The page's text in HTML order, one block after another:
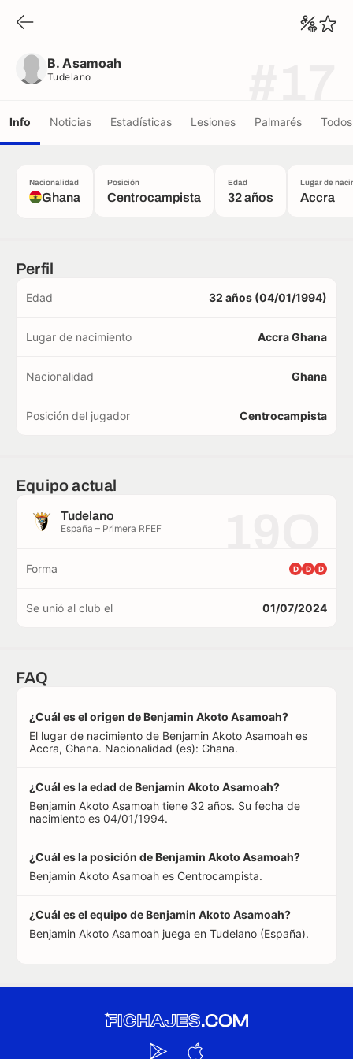
B. Asamoah
Tudelano
Info Noticias Estadísticas Lesiones Palmarés
Nacionalidad
Ghana
Posición
Centrocampista
Edad
32 años
Lugar de
Accra
Perfil
Edad 32 años (04/01/1994)
Lugar de nacimiento Accra Ghana
Nacionalidad Ghana
Posición del jugador Centrocampista
Equipo actual
Tudelano
España – Primera RFEF
Forma D D D
Se unió al club el 01/07/2024
FAQ
¿Cuál es el origen de Benjamin Akoto Asamoah?
El lugar de nacimiento de Benjamin Akoto Asamoah es
Accra, Ghana. Nacionalidad (es): Ghana.
¿Cuál es la edad de Benjamin Akoto Asamoah?
Benjamin Akoto Asamoah tiene 32 años. Su fecha de
nacimiento es 04/01/1994.
¿Cuál es la posición de Benjamin Akoto Asamoah?
Benjamin Akoto Asamoah es Centrocampista.
¿Cuál es el equipo de Benjamin Akoto Asamoah?
Benjamin Akoto Asamoah juega en Tudelano (España).